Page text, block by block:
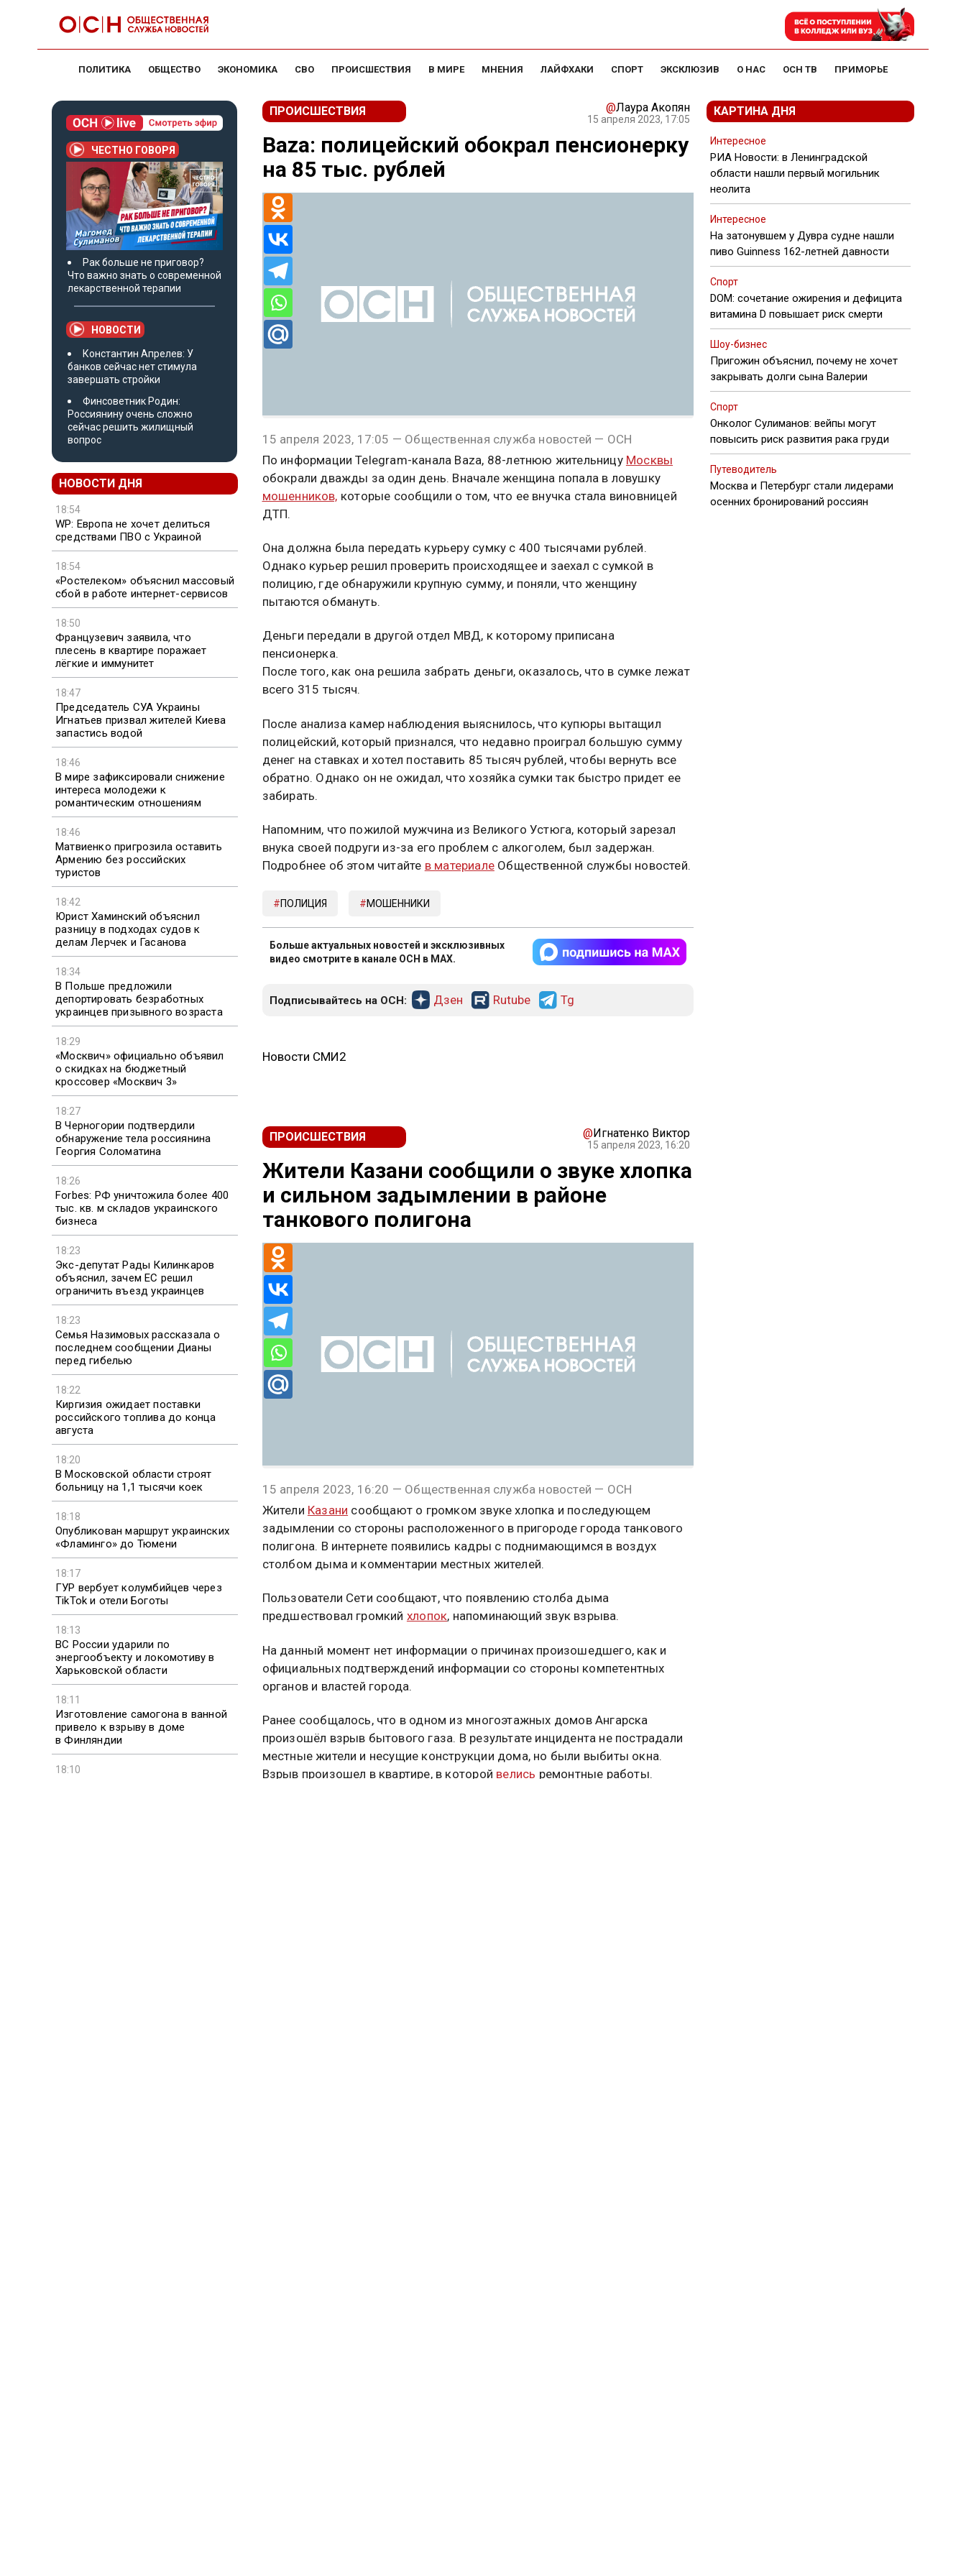
ПОЛИТИКА ОБЩЕСТВО ЭКОНОМИКА СВО ПРОИСШЕСТВИЯ В МИРЕ МНЕНИЯ ЛАЙФХАКИ СПОРТ ЭКСКЛЮЗИВ О НАС ОСН ТВ ПРИМОРЬЕ
ЧЕСТНО ГОВОРЯ
Рак больше не приговор?
Что важно знать о современной
лекарственной терапии
НОВОСТИ
Константин Апрелев: У
банков сейчас нет стимула
завершать стройки
Финсоветник Родин:
Россиянину очень сложно
сейчас решить жилищный
вопрос
НОВОСТИ ДНЯ
18:54
WP: Европа не хочет делиться
средствами ПВО с Украиной
18:54
«Ростелеком» объяснил массовый
сбой в работе интернет-сервисов
18:50
Французевич заявила, что
плесень в квартире поражает
лёгкие и иммунитет
18:47
Председатель СУА Украины
Игнатьев призвал жителей Киева
запастись водой
18:46
В мире зафиксировали снижение
интереса молодежи к
романтическим отношениям
18:46
Матвиенко пригрозила оставить
Армению без российских
туристов
18:42
Юрист Хаминский объяснил
разницу в подходах судов к
делам Лерчек и Гасанова
18:34
В Польше предложили
депортировать безработных
украинцев призывного возраста
18:29
«Москвич» официально объявил
о скидках на бюджетный
кроссовер «Москвич 3»
18:27
В Черногории подтвердили
обнаружение тела россиянина
Георгия Соломатина
18:26
Forbes: РФ уничтожила более 400
тыс. кв. м складов украинского
бизнеса
18:23
Экс-депутат Рады Килинкаров
объяснил, зачем ЕС решил
ограничить въезд украинцев
18:23
Семья Назимовых рассказала о
последнем сообщении Дианы
перед гибелью
18:22
Киргизия ожидает поставки
российского топлива до конца
августа
18:20
В Московской области строят
больницу на 1,1 тысячи коек
18:18
Опубликован маршрут украинских
«Фламинго» до Тюмени
18:17
ГУР вербует колумбийцев через
TikTok и отели Боготы
18:13
ВС России ударили по
энергообъекту и локомотиву в
Харьковской области
18:11
Изготовление самогона в ванной
привело к взрыву в доме
в Финляндии
18:10
ПРОИСШЕСТВИЯ @Лаура Акопян
15 апреля 2023, 17:05
Baza: полицейский обокрал пенсионерку
на 85 тыс. рублей
15 апреля 2023, 17:05 — Общественная служба новостей — ОСН
По информации Telegram-канала Baza, 88-летнюю жительницу Москвы
обокрали дважды за один день. Вначале женщина попала в ловушку
мошенников, которые сообщили о том, что ее внучка стала виновницей
ДТП.
Она должна была передать курьеру сумку с 400 тысячами рублей.
Однако курьер решил проверить происходящее и заехал с сумкой в
полицию, где обнаружили крупную сумму, и поняли, что женщину
пытаются обмануть.
Деньги передали в другой отдел МВД, к которому приписана
пенсионерка.
После того, как она решила забрать деньги, оказалось, что в сумке лежат
всего 315 тысяч.
После анализа камер наблюдения выяснилось, что купюры вытащил
полицейский, который признался, что недавно проиграл большую сумму
денег на ставках и хотел поставить 85 тысяч рублей, чтобы вернуть все
обратно. Однако он не ожидал, что хозяйка сумки так быстро придет ее
забирать.
Напомним, что пожилой мужчина из Великого Устюга, который зарезал
внука своей подруги из-за его проблем с алкоголем, был задержан.
Подробнее об этом читайте в материалеОбщественной службы новостей.
ПОЛИЦИЯ МОШЕННИКИ
Больше актуальных новостей и эксклюзивных
видео смотрите в канале ОСН в MAX.
Подписывайтесь на ОСН: Дзен Rutube Tg
Новости СМИ2
ПРОИСШЕСТВИЯ @Игнатенко Виктор
15 апреля 2023, 16:20
Жители Казани сообщили о звуке хлопка
и сильном задымлении в районе
танкового полигона
15 апреля 2023, 16:20 — Общественная служба новостей — ОСН
Жители Казани сообщают о громком звуке хлопка и последующем
задымлении со стороны расположенного в пригороде города танкового
полигона. В интернете появились кадры с поднимающимся в воздух
столбом дыма и комментарии местных жителей.
Пользователи Сети сообщают, что появлению столба дыма
предшествовал громкий хлопок, напоминающий звук взрыва.
На данный момент нет информации о причинах произошедшего, как и
официальных подтверждений информации со стороны компетентных
органов и властей города.
Ранее сообщалось, что в одном из многоэтажных домов Ангарска
произошёл взрыв бытового газа. В результате инцидента не пострадали
местные жители и несущие конструкции дома, но были выбиты окна.
Взрыв произошел в квартире, в которой велись ремонтные работы.
КАРТИНА ДНЯ
Интересное
РИА Новости: в Ленинградской
области нашли первый могильник
неолита
Интересное
На затонувшем у Дувра судне нашли
пиво Guinness 162-летней давности
Спорт
DOM: сочетание ожирения и дефицита
витамина D повышает риск смерти
Шоу-бизнес
Пригожин объяснил, почему не хочет
закрывать долги сына Валерии
Спорт
Онколог Сулиманов: вейпы могут
повысить риск развития рака груди
Путеводитель
Москва и Петербург стали лидерами
осенних бронирований россиян